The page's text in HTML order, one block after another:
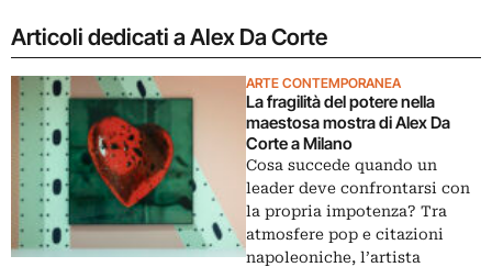
Articoli dedicati a Alex Da Corte
ARTE CONTEMPORANEA
La fragilità del potere nella
maestosa mostra di Alex Da
Corte a Milano
Cosa succede quando un
leader deve confrontarsi con
la propria impotenza? Tra
atmosfere pop e citazioni
napoleoniche, l’artista